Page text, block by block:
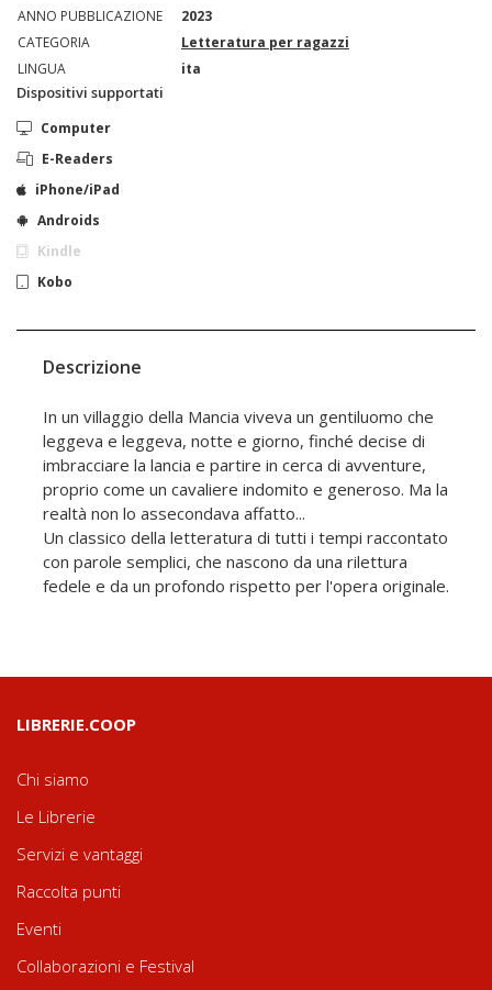
ANNO PUBBLICAZIONE
2023
CATEGORIA
Letteratura per ragazzi
LINGUA
ita
Dispositivi supportati
Computer
E-Readers
iPhone/iPad
Androids
Kindle
Kobo
Descrizione
In un villaggio della Mancia viveva un gentiluomo che
leggeva e leggeva, notte e giorno, finché decise di
imbracciare la lancia e partire in cerca di avventure,
proprio come un cavaliere indomito e generoso. Ma la
realtà non lo assecondava affatto...
Un classico della letteratura di tutti i tempi raccontato
con parole semplici, che nascono da una rilettura
fedele e da un profondo rispetto per l'opera originale.
LIBRERIE.COOP
Chi siamo
Le Librerie
Servizi e vantaggi
Raccolta punti
Eventi
Collaborazioni e Festival